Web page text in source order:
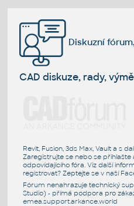
Diskuzní
CAD diskuze, rady,
Revit, Fusion, 3ds Max, Vault a s
Zaregistrujte se nebo se
odpovídajícího fóra. Viz další
registrovat? Zeptejte se v naší
Fórum nenahrazuje technický
Studio) - přímá podpora pro
emea.support.arkance.world